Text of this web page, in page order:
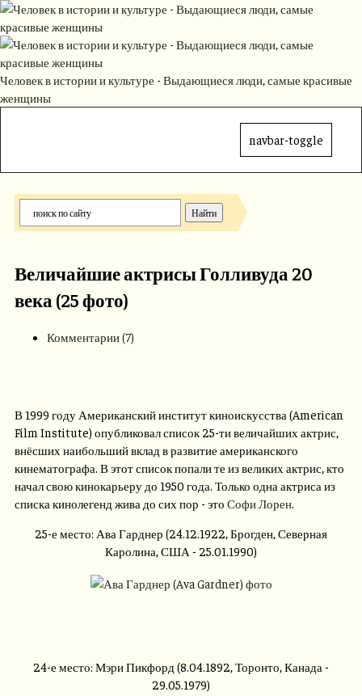
Человек в истории и культуре - Выдающиеся люди, самые красивые
женщины
navbar-toggle
Величайшие актрисы Голливуда 20
века (25 фото)
Комментарии (7)
В 1999 году Американский институт киноискусства (American
Film Institute) опубликовал список 25-ти величайших актрис,
внёсших наибольший вклад в развитие американского
кинематографа. В этот список попали те из великих актрис, кто
начал свою кинокарьеру до 1950 года. Только одна актриса из
списка кинолегенд жива до сих пор - это Софи Лорен.
25-е место: Ава Гарднер (24.12.1922, Брогден, Северная
Каролина, США - 25.01.1990)
24-е место: Мэри Пикфорд (8.04.1892, Торонто, Канада -
29.05.1979)